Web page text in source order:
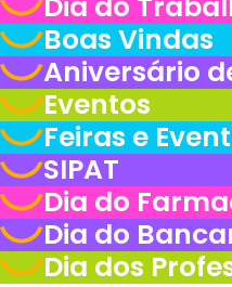
Boas Vindas
Aniversário
Eventos
Feiras e
SIPAT
Dia do
Dia do
Dia dos